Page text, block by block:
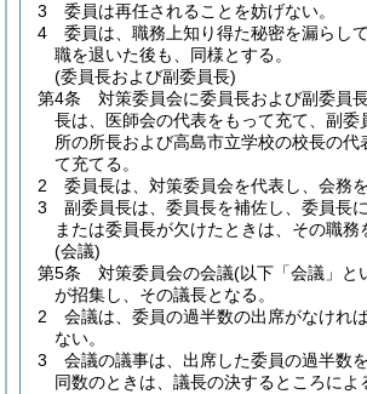
3
委員は再任されることを妨げない。
4
委員は、職務上知り得た秘密を漏らし
職を退いた後も、同様とする。
(委員長および副委員長)
第4条
対策委員会に委員長および副委員
長は、医師会の代表をもって充て、副委
所の所長および高島市立学校の校長の代
て充てる。
2
委員長は、対策委員会を代表し、会務を
3
副委員長は、委員長を補佐し、委員長
または委員長が欠けたときは、その職務
(会議)
第5条
対策委員会の会議(以下「会議」と
が招集し、その議長となる。
2
会議は、委員の過半数の出席がなけれ
ない。
3
会議の議事は、出席した委員の過半数
同数のときは、議長の決するところによ